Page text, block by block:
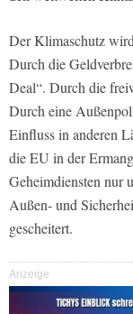
Der Klimaschutz
Durch die
Deal“. Durch die
Durch eine
Einfluss in anderen
die EU in der
Geheimdiensten nur
Außen- und
gescheitert.
Anzeige